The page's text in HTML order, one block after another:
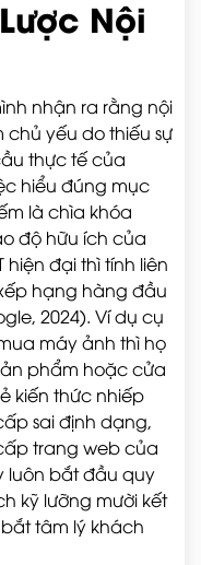
Nội
nhận ra rằng nội
chủ yếu do thiếu sự
thực tế của
hiểu đúng mục
là chìa khóa
độ hữu ích của
hiện đại thì tính liên
hạng hàng đầu
2024). Ví dụ cụ
máy ảnh thì họ
phẩm hoặc cửa
kiến thức nhiếp
sai định dạng,
trang web của
luôn bắt đầu quy
kỹ lưỡng mười kết
tâm lý khách